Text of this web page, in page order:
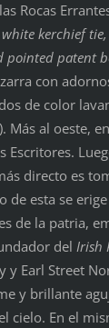
Rocas
kerchief
pointed patent
con
de color
Más al oeste,
Escritores.
directo es
de esta se
de la patria,
del Irish
y Earl Street
y brillante
cielo. En el